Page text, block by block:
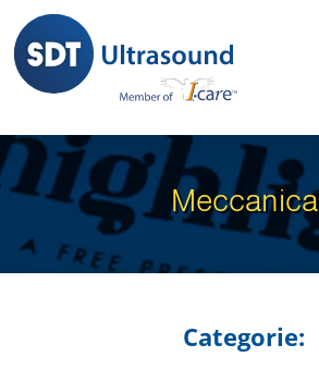
content
Meccanica
Categorie: